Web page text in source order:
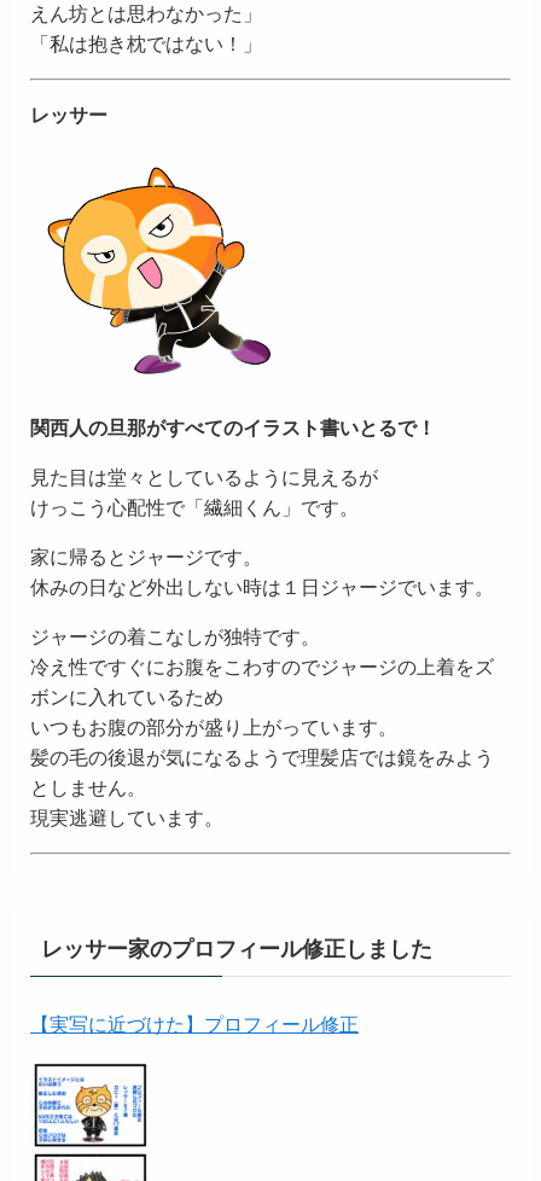
えん坊とは思わなかった」
「私は抱き枕ではない！」
レッサー
関西人の旦那がすべてのイラスト書いとるで！
見た目は堂々としているように見えるが
けっこう心配性で「繊細くん」です。
家に帰るとジャージです。
休みの日など外出しない時は１日ジャージでいます。
ジャージの着こなしが独特です。
冷え性ですぐにお腹をこわすのでジャージの上着をズ
ボンに入れているため
いつもお腹の部分が盛り上がっています。
髪の毛の後退が気になるようで理髪店では鏡をみよう
としません。
現実逃避しています。
レッサー家のプロフィール修正しました
【実写に近づけた】プロフィール修正